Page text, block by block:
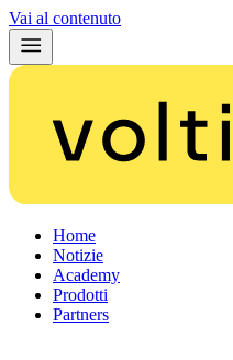
Vai al contenuto
Home
Notizie
Academy
Prodotti
Partners